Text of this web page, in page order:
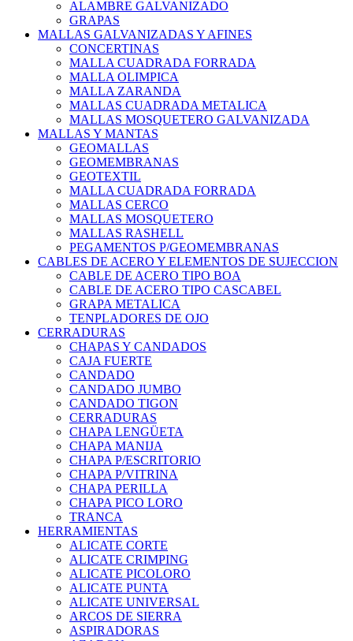
ALAMBRE GALVANIZADO
GRAPAS
MALLAS GALVANIZADAS Y AFINES
CONCERTINAS
MALLA CUADRADA FORRADA
MALLA OLIMPICA
MALLA ZARANDA
MALLAS CUADRADA METALICA
MALLAS MOSQUETERO GALVANIZADA
MALLAS Y MANTAS
GEOMALLAS
GEOMEMBRANAS
GEOTEXTIL
MALLA CUADRADA FORRADA
MALLAS CERCO
MALLAS MOSQUETERO
MALLAS RASHELL
PEGAMENTOS P/GEOMEMBRANAS
CABLES DE ACERO Y ELEMENTOS DE SUJECCION
CABLE DE ACERO TIPO BOA
CABLE DE ACERO TIPO CASCABEL
GRAPA METALICA
TENPLADORES DE OJO
CERRADURAS
CHAPAS Y CANDADOS
CAJA FUERTE
CANDADO
CANDADO JUMBO
CANDADO TIGON
CERRADURAS
CHAPA LENGÜETA
CHAPA MANIJA
CHAPA P/ESCRITORIO
CHAPA P/VITRINA
CHAPA PERILLA
CHAPA PICO LORO
TRANCA
HERRAMIENTAS
ALICATE CORTE
ALICATE CRIMPING
ALICATE PICOLORO
ALICATE PUNTA
ALICATE UNIVERSAL
ARCOS DE SIERRA
ASPIRADORAS